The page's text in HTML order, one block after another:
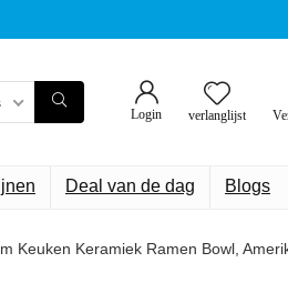
Login verlanglijst
Deal van de dag Blogs
Keuken Keramiek Ramen Bowl,